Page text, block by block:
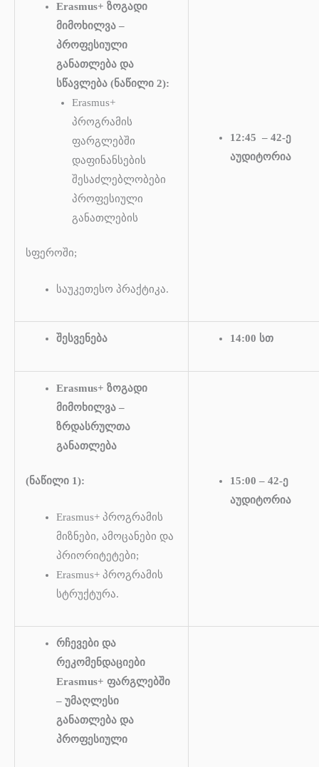
Erasmus+ ზოგადი
მიმოხილვა –
პროფესიული
განათლება და
სწავლება (ნაწილი 2):
Erasmus+
პროგრამის
ფარგლებში
დაფინანსების
შესაძლებლობები
პროფესიული
განათლების
სფეროში;
საუკეთესო პრაქტიკა.
12:45 – 42-ე
აუდიტორია
შესვენება 14:00 სთ
Erasmus+ ზოგადი
მიმოხილვა –
ზრდასრულთა
განათლება
(ნაწილი 1):
Erasmus+ პროგრამის
მიზნები, ამოცანები და
პრიორიტეტები;
Erasmus+ პროგრამის
სტრუქტურა.
15:00 – 42-ე
აუდიტორია
რჩევები და
რეკომენდაციები
Erasmus+ ფარგლებში
– უმაღლესი
განათლება და
პროფესიული